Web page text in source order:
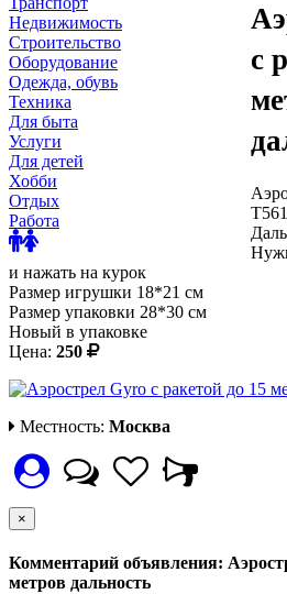
Недвижимость
Строительство
Оборудование
Одежда, обувь
Техника
Для быта
Услуги
Для детей
Хобби
Отдых
Работа
с
и нажать на курок
Размер игрушки 18*21 см
Размер упаковки 28*30 см
Новый в упаковке
Цена: 250
Местность: Москва
×
Комментарий объявления:
метров дальность